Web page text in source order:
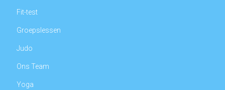
Fit-test
Groepslessen
Judo
Ons Team
Yoga